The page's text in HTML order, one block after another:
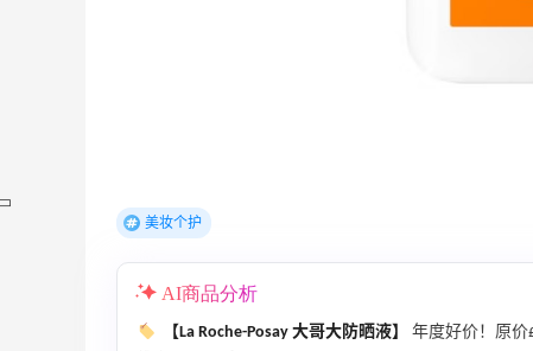
美妆个护
AI商品分析
【La Roche-Posay 大哥大防晒液】 年度好价！原价